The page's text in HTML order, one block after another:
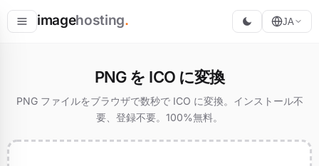
imagehosting. JA
PNG を ICO に変換
PNG ファイルをブラウザで数秒で ICO に変換。インストール不
要、登録不要。100%無料。